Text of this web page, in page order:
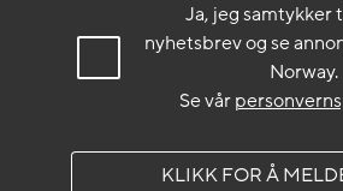
Ja, jeg samtykker
nyhetsbrev og se
Norway.
Se vår
KLIKK FOR Å